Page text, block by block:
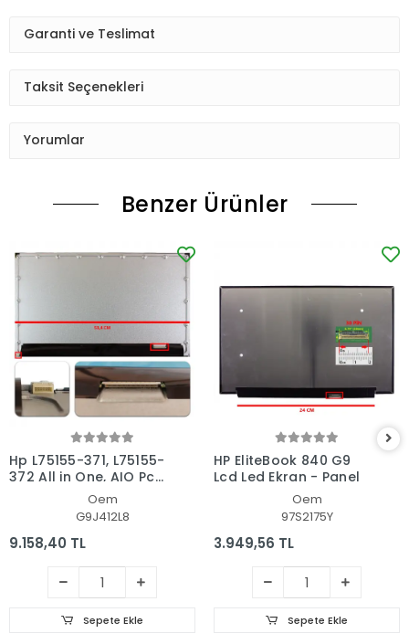
Garanti ve Teslimat
Taksit Seçenekleri
Yorumlar
Benzer Ürünler
Hp L75155-371, L75155-
372 All in One, AIO Pc
Ekran - PanelOem
G9J412L8
9.158,40 TL
Sepete Ekle
HP EliteBook 840 G9
Lcd Led Ekran - Panel
Oem
97S2175Y
3.949,56 TL
Sepete Ekle